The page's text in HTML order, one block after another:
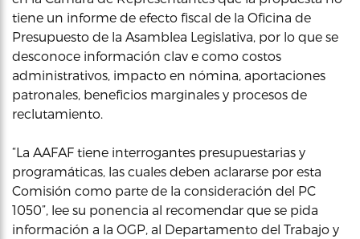
tiene un informe de efecto fiscal de la Oficina de
Presupuesto de la Asamblea Legislativa, por lo que se
desconoce información clav e como costos
administrativos, impacto en nómina, aportaciones
patronales, beneficios marginales y procesos de
reclutamiento.
“La AAFAF tiene interrogantes presupuestarias y
programáticas, las cuales deben aclararse por esta
Comisión como parte de la consideración del PC
1050”, lee su ponencia al recomendar que se pida
información a la OGP, al Departamento del Trabajo y